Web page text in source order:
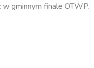
w gminnym finale OTWP.